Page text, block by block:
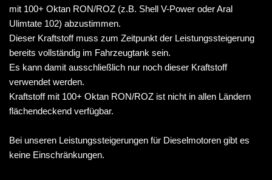
mit 100+ Oktan RON/ROZ (z.B. Shell V-Power oder Aral
Ulimtate 102) abzustimmen.
Dieser Kraftstoff muss zum Zeitpunkt der Leistungssteigerung
bereits vollständig im Fahrzeugtank sein.
Es kann damit ausschließlich nur noch dieser Kraftstoff
verwendet werden.
Kraftstoff mit 100+ Oktan RON/ROZ ist nicht in allen Ländern
flächendeckend verfügbar.
Bei unseren Leistungssteigerungen für Dieselmotoren gibt es
keine Einschränkungen.